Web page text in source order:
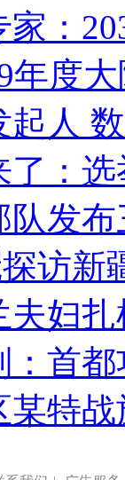
：
年度
人
：
发
访新
夫妇
首
某特